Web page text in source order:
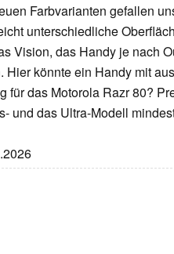
Farbvarianten gefallen
unterschiedliche
Vision, das Handy je nach
könnte ein Handy mit
das Motorola Razr 80?
und das Ultra-Modell